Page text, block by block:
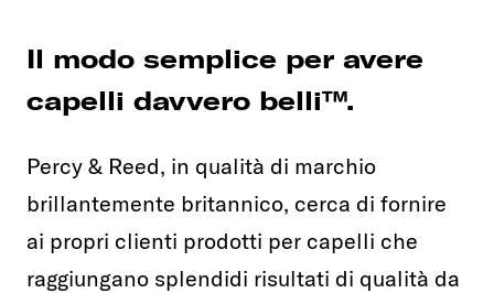
Il modo semplice per avere
capelli davvero belli™.
Percy & Reed, in qualità di marchio
brillantemente britannico, cerca di fornire
ai propri clienti prodotti per capelli che
raggiungano splendidi risultati di qualità da